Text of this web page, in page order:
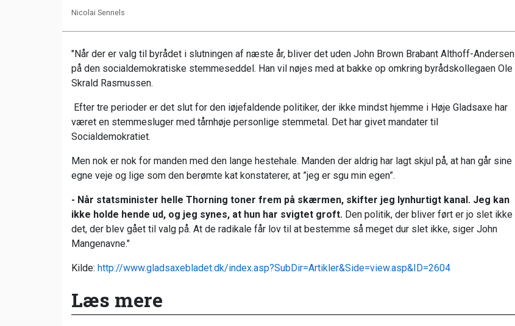
Nicolai Sennels
"Når der er valg til byrådet i slutningen af næste år, bliver det uden John Brown Brabant Althoff-Andersen
på den socialdemokratiske stemmeseddel. Han vil nøjes med at bakke op omkring byrådskollegaen Ole
Skrald Rasmussen.
Efter tre perioder er det slut for den iøjefaldende politiker, der ikke mindst hjemme i Høje Gladsaxe har
været en stemmesluger med tårnhøje personlige stemmetal. Det har givet mandater til
Socialdemokratiet.
Men nok er nok for manden med den lange hestehale. Manden der aldrig har lagt skjul på, at han går sine
egne veje og lige som den berømte kat konstaterer, at ”jeg er sgu min egen”.
- Når statsminister helle Thorning toner frem på skærmen, skifter jeg lynhurtigt kanal. Jeg kan
ikke holde hende ud, og jeg synes, at hun har svigtet groft. Den politik, der bliver ført er jo slet ikke
det, der blev gået til valg på. At de radikale får lov til at bestemme så meget dur slet ikke, siger John
Mangenavne."
Kilde: http://www.gladsaxebladet.dk/index.asp?SubDir=Artikler&Side=view.asp&ID=2604
Læs mere